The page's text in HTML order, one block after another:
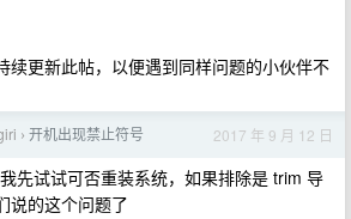
续更新此帖，以便遇到同样问题的小伙伴不
› 开机出现禁止符号 2017 年 9 月 12 日
先试试可否重装系统，如果排除是 trim 导
说的这个问题了